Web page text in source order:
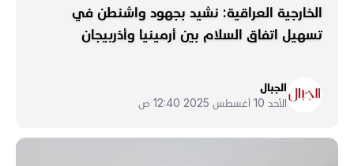
الخارجية العراقية: نشيد بجهود واشنطن في
تسهيل اتفاق السلام بين أرمينيا وأذربيجان
الجبال
الأحد 10 أغسطس 2025 12:40 ص